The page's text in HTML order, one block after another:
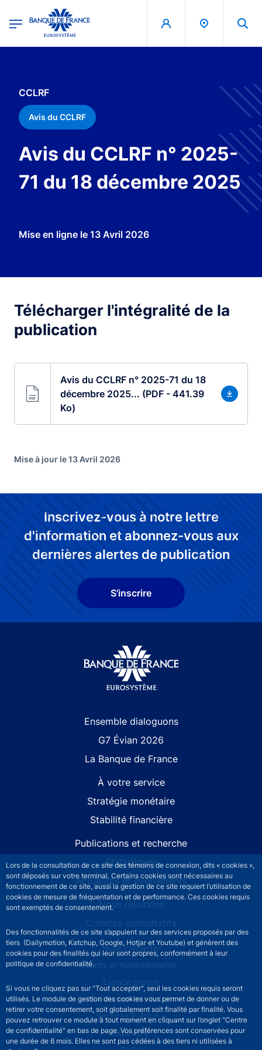
Lors de la consultation de ce site des témoins de connexion, dits « cookies »,
sont déposés sur votre terminal. Certains cookies sont nécessaires au
fonctionnement de ce site, aussi la gestion de ce site requiert l’utilisation de
cookies de mesure de fréquentation et de performance. Ces cookies requis
sont exemptés de consentement.
Des fonctionnalités de ce site s’appuient sur des services proposés par des
tiers (Dailymotion, Katchup, Google, Hotjar et Youtube) et génèrent des
cookies pour des finalités qui leur sont propres, conformément à leur
politique de confidentialité.
Si vous ne cliquez pas sur "Tout accepter", seul les cookies requis seront
utilisés. Le module de gestion des cookies vous permet de donner ou de
retirer votre consentement, soit globalement soit finalité par finalité. Vous
pouvez retrouver ce module à tout moment en cliquant sur l’onglet "Centre
de confidentialité" en bas de page. Vos préférences sont conservées pour
une durée de 6 mois. Elles ne sont pas cédées à des tiers ni utilisées à
Banque de France - Menu Principal
CCLRF
Avis du CCLRF
Avis du CCLRF n° 2025-
71 du 18 décembre 2025
Mise en ligne le 13 Avril 2026
Télécharger l'intégralité de la
publication
Avis du CCLRF n° 2025-71 du 18
décembre 2025... (PDF - 441.39
Ko)
Mise à jour le 13 Avril 2026
Inscrivez-vous à notre lettre
d'information et abonnez-vous aux
dernières alertes de publication
S'inscrire
Ensemble dialoguons
G7 Évian 2026
La Banque de France
À votre service
Stratégie monétaire
Stabilité financière
Publications et recherche
Statistiques
Actualités et événements
Nous rejoindre
Comités consultatifs
Footer secondary menuNous contacter
Sourds et malentendants
Espace presse
La direction des Achats
Services Publics +
Glossaire